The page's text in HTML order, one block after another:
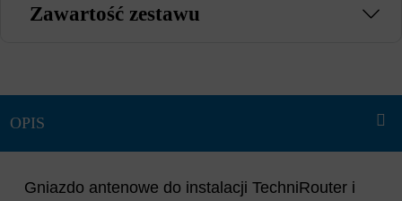
Zawartość zestawu
Gniazdo antenowe do instalacji TechniRouter i